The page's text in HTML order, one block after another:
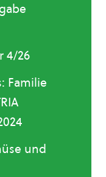
4/26
Familie
und